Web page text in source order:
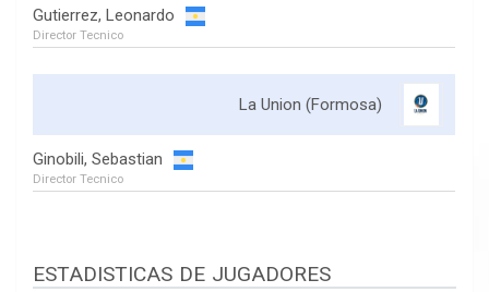
Gutierrez, Leonardo
Director Tecnico
La Union (Formosa)
Ginobili, Sebastian
Director Tecnico
ESTADISTICAS DE JUGADORES